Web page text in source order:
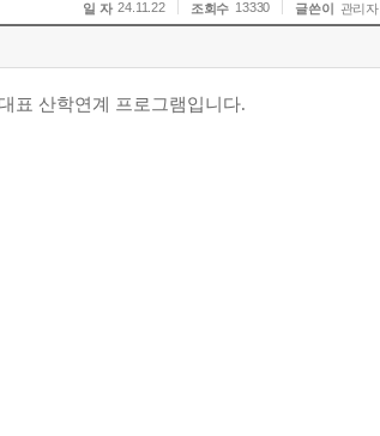
일 자 24.11.22 조회수 13330 글쓴이 관리자
표 산학연계 프로그램입니다.